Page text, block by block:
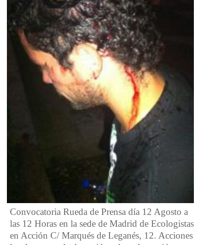
Convocatoria Rueda de Prensa día 12 Agosto a
las 12 Horas en la sede de Madrid de Ecologistas
en Acción C/ Marqués de Leganés, 12. Acciones